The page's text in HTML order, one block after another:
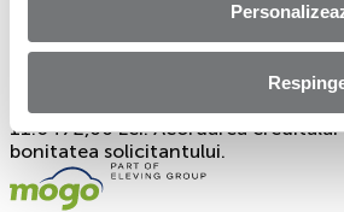
anuală (DAE) pentru un credit de
perioadă de 60 de luni, este de
valoare a ratei de 1.941,20 Lei, cu o
2,50%. Costul total al creditului este
Valoarea totală plătibilă de către
11.6472,00 Lei. Acordarea creditului
bonitatea solicitantului.